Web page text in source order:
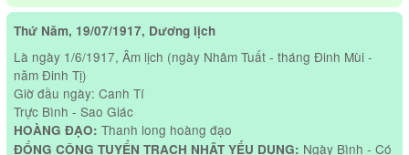
Thứ Năm, 19/07/1917, Dương lịch
Là ngày 1/6/1917, Âm lịch (ngày Nhâm Tuất - tháng Đinh Mùi -
năm Đinh Tị)
Giờ đầu ngày: Canh Tí
Trực Bình - Sao Giác
HOÀNG ĐẠO: Thanh long hoàng đạo
ĐỔNG CÔNG TUYỂN TRẠCH NHẬT YẾU DỤNG: Ngày Bình - Có